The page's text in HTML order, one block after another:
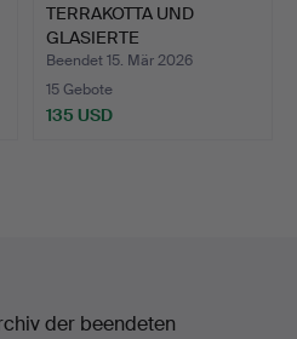
TERRAKOTTA UND
GLASIERTE
GARTENTÖPFE.
Beendet 15. Mär 2026
15 Gebote
135 USD
der beendeten